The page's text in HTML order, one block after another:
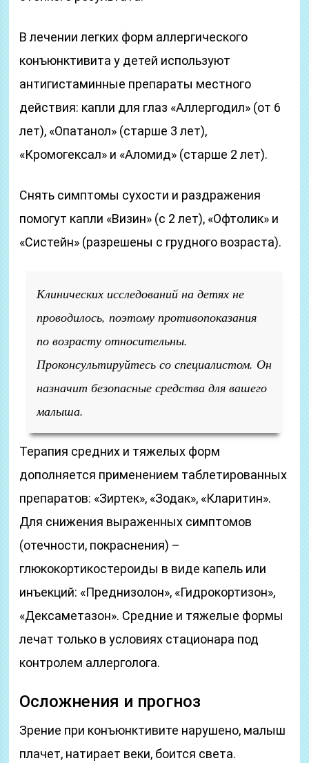
В лечении легких форм аллергического
конъюнктивита у детей используют
антигистаминные препараты местного
действия: капли для глаз «Аллергодил» (от 6
лет), «Опатанол» (старше 3 лет),
«Кромогексал» и «Аломид» (старше 2 лет).
Снять симптомы сухости и раздражения
помогут капли «Визин» (с 2 лет), «Офтолик» и
«Систейн» (разрешены с грудного возраста).
Клинических исследований на детях не
проводилось, поэтому противопоказания
по возрасту относительны.
Проконсультируйтесь со специалистом. Он
назначит безопасные средства для вашего
малыша.
Терапия средних и тяжелых форм
дополняется применением таблетированных
препаратов: «Зиртек», «Зодак», «Кларитин».
Для снижения выраженных симптомов
(отечности, покраснения) –
глюкокортикостероиды в виде капель или
инъекций: «Преднизолон», «Гидрокортизон»,
«Дексаметазон». Средние и тяжелые формы
лечат только в условиях стационара под
контролем аллерголога.
Осложнения и прогноз
Зрение при конъюнктивите нарушено, малыш
плачет, натирает веки, боится света.